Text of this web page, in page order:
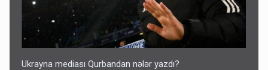
ŞOK! David Seliverstov ölkədən qaçdı
Ukrayna mediası Qurbandan nələr yazdı?